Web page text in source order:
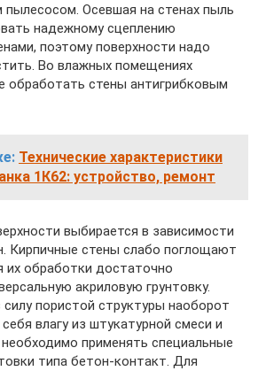
пылесосом. Осевшая на стенах пыль
надежному сцеплению
поэтому поверхности надо
Во влажных помещениях
обработать стены антигрибковым
Технические характеристики
1К62: устройство, ремонт
выбирается в зависимости
Кирпичные стены слабо поглощают
их обработки достаточно
акриловую грунтовку.
пористой структуры наоборот
влагу из штукатурной смеси и
применять специальные
типа бетон-контакт. Для